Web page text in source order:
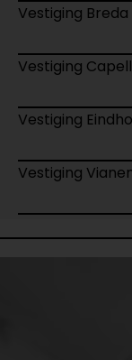
Vestiging Breda
Vestiging
Vestiging
Vestiging